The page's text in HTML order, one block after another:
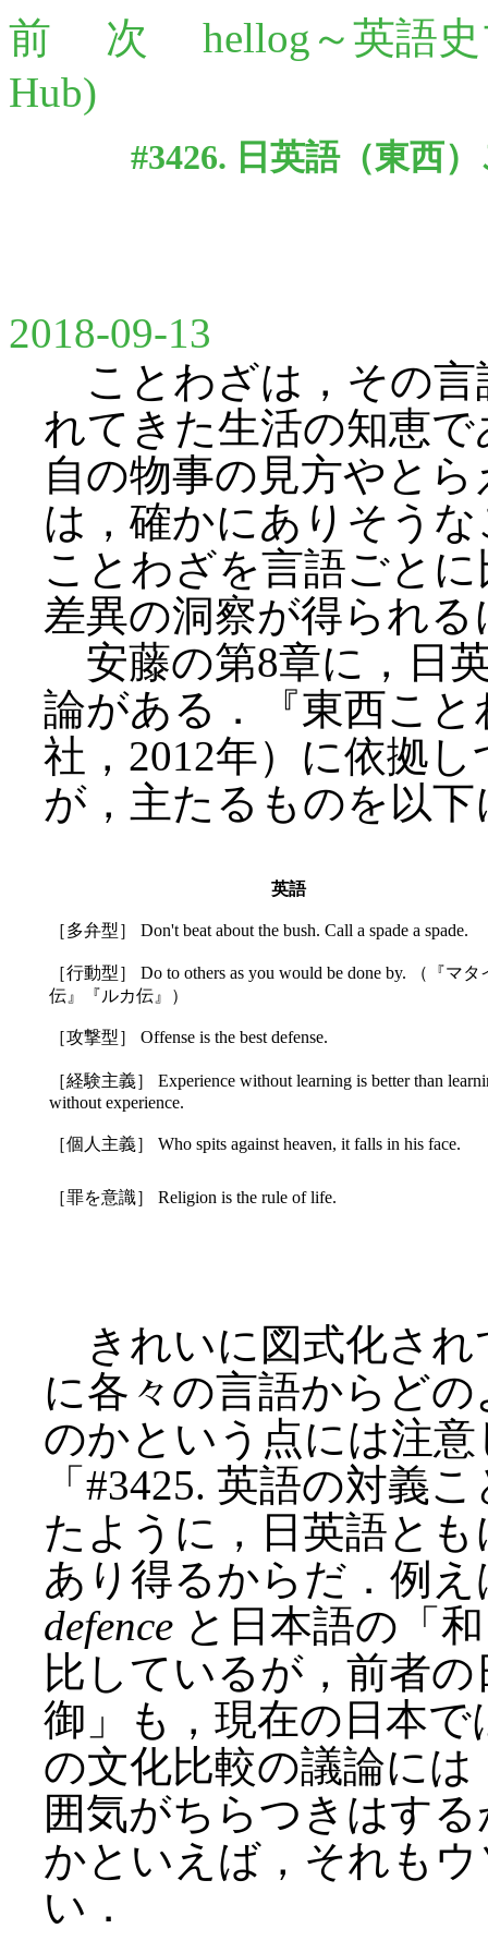
前 次
hellog～英語
Hub)
#3426. 日英語（東西
2018-09-13
ことわざは，その言
れてきた生活の知恵
自の物事の見方やと
は，確かにありそう
ことわざを言語ごと
差異の洞察が得られ
安藤の第8章に，日
論がある．『東西こ
社，2012年）に依拠
が，主たるものを以
英語
［多弁型］ Don't beat about the bush. Call a spade a spade.
［行動型］ Do to others as you would be done by. （『マタ
伝』『ルカ伝』）
［攻撃型］ Offense is the best defense.
［経験主義］ Experience without learning is better than
without experience.
［個人主義］ Who spits against heaven, it falls in his face.
［罪を意識］ Religion is the rule of life.
きれいに図式化され
に各々の言語からど
のかという点には注
「#3425. 英語の対義
たように，日英語と
あり得るからだ．例
defence と日本語の「
比しているが，前者
御」も，現在の日本
の文化比較の議論に
囲気がちらつきはす
かといえば，それも
い．